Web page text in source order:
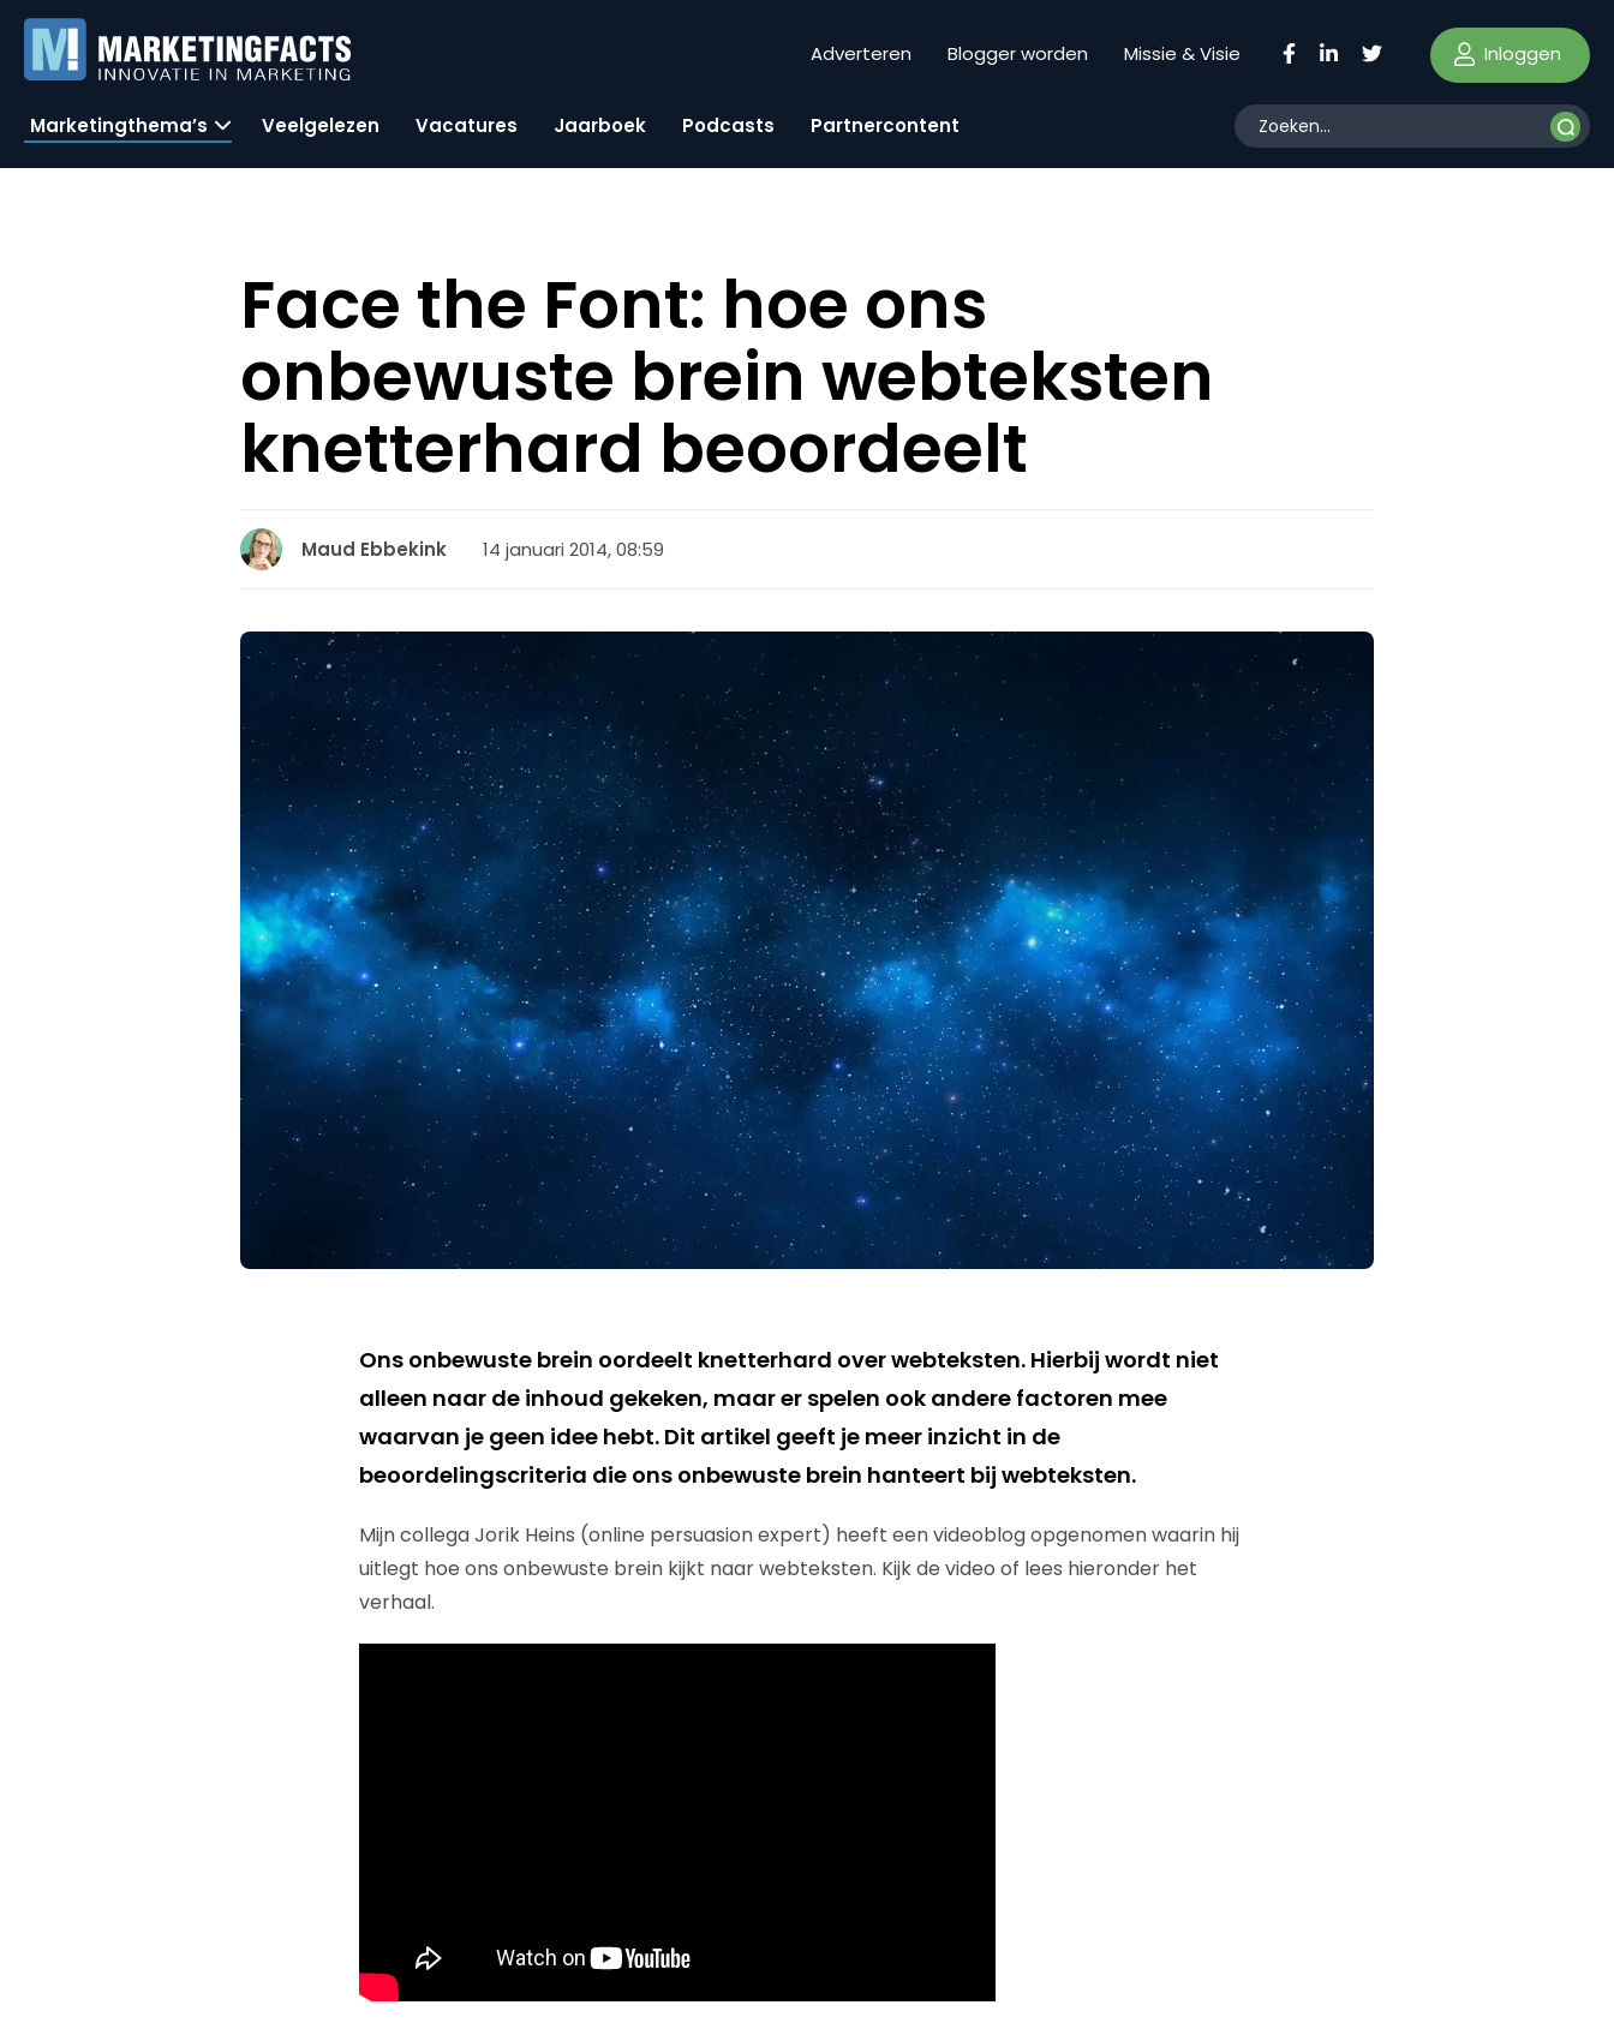
Adverteren Blogger worden Missie & Visie Inloggen
Marketingthema’s Veelgelezen Vacatures Jaarboek Podcasts Partnercontent
Face the Font: hoe ons
onbewuste brein webteksten
knetterhard beoordeelt
Maud Ebbekink 14 januari 2014, 08:59
Ons onbewuste brein oordeelt knetterhard over webteksten. Hierbij wordt niet
alleen naar de inhoud gekeken, maar er spelen ook andere factoren mee
waarvan je geen idee hebt. Dit artikel geeft je meer inzicht in de
beoordelingscriteria die ons onbewuste brein hanteert bij webteksten.
Mijn collega Jorik Heins (online persuasion expert) heeft een videoblog opgenomen waarin hij
uitlegt hoe ons onbewuste brein kijkt naar webteksten. Kijk de video of lees hieronder het
verhaal.